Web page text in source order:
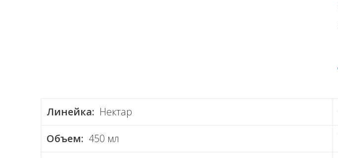
Линейка: Нектар
Объем: 450 мл